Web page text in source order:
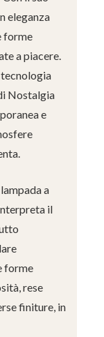
eleganza
forme
a piacere.
tecnologia
Nostalgia
e
a
il
forme
rese
finiture, in